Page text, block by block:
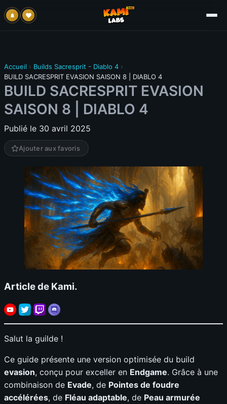
Accueil › Builds Sacresprit - Diablo 4 ›
BUILD SACRESPRIT EVASION SAISON 8 | DIABLO 4
BUILD SACRESPRIT EVASION
SAISON 8 | DIABLO 4
Publié le 30 avril 2025
Ajouter aux favoris
Article de Kami.
Salut la guilde !
Ce guide présente une version optimisée du build
evasion, conçu pour exceller en Endgame. Grâce à une
combinaison de Evade, de Pointes de foudre
accélérées, de Fléau adaptable, de Peau armurée